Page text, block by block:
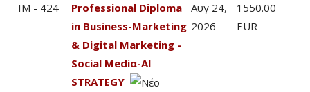
IM - 424
Professional Diploma
in Business-Marketing
& Digital Marketing -
Social Mediα-AI
STRATEGY
Αυγ 24,
2026
1550.00
EUR